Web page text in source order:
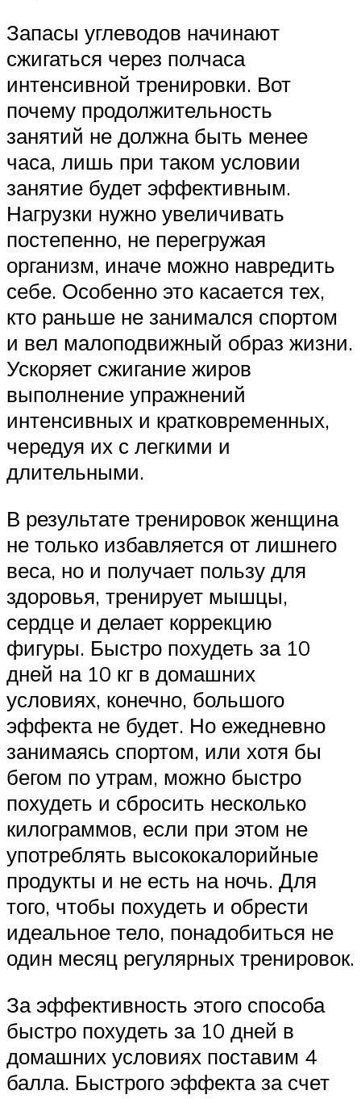
Запасы углеводов начинают
сжигаться через полчаса
интенсивной тренировки. Вот
почему продолжительность
занятий не должна быть менее
часа, лишь при таком условии
занятие будет эффективным.
Нагрузки нужно увеличивать
постепенно, не перегружая
организм, иначе можно навредить
себе. Особенно это касается тех,
кто раньше не занимался спортом
и вел малоподвижный образ жизни.
Ускоряет сжигание жиров
выполнение упражнений
интенсивных и кратковременных,
чередуя их с легкими и
длительными.
В результате тренировок женщина
не только избавляется от лишнего
веса, но и получает пользу для
здоровья, тренирует мышцы,
сердце и делает коррекцию
фигуры. Быстро похудеть за 10
дней на 10 кг в домашних
условиях, конечно, большого
эффекта не будет. Но ежедневно
занимаясь спортом, или хотя бы
бегом по утрам, можно быстро
похудеть и сбросить несколько
килограммов, если при этом не
употреблять высококалорийные
продукты и не есть на ночь. Для
того, чтобы похудеть и обрести
идеальное тело, понадобиться не
один месяц регулярных тренировок.
За эффективность этого способа
быстро похудеть за 10 дней в
домашних условиях поставим 4
балла. Быстрого эффекта за счет